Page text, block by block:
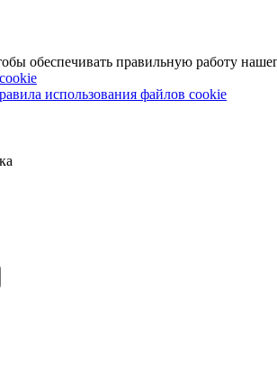
обеспечивать правильную работу
использования файлов cookie